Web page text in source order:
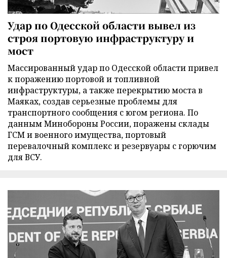
Удар по Одесской области вывел из
строя портовую инфраструктуру и
мост
Массированный удар по Одесской области привел
к поражению портовой и топливной
инфраструктуры, а также перекрытию моста в
Маяках, создав серьезные проблемы для
транспортного сообщения с югом региона. По
данным Минобороны России, поражены склады
ГСМ и военного имущества, портовый
перевалочный комплекс и резервуары с горючим
для ВСУ.